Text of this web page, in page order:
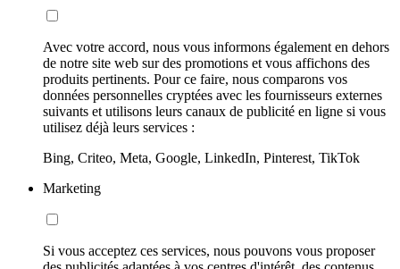
Avec votre accord, nous vous informons également en dehors
de notre site web sur des promotions et vous affichons des
produits pertinents. Pour ce faire, nous comparons vos
données personnelles cryptées avec les fournisseurs externes
suivants et utilisons leurs canaux de publicité en ligne si vous
utilisez déjà leurs services :
Bing, Criteo, Meta, Google, LinkedIn, Pinterest, TikTok
Marketing
Si vous acceptez ces services, nous pouvons vous proposer